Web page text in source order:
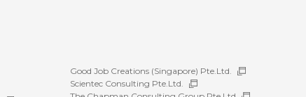
Good Job Creations (Singapore) Pte.Ltd.
Scientec Consulting Pte.Ltd.